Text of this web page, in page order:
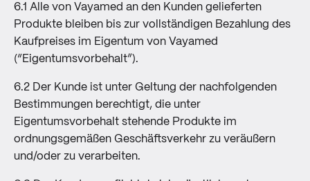
6.1 Alle von Vayamed an den Kunden gelieferten
Produkte bleiben bis zur vollständigen Bezahlung des
Kaufpreises im Eigentum von Vayamed
(“Eigentumsvorbehalt”).
6.2 Der Kunde ist unter Geltung der nachfolgenden
Bestimmungen berechtigt, die unter
Eigentumsvorbehalt stehende Produkte im
ordnungsgemäßen Geschäftsverkehr zu veräußern
und/oder zu verarbeiten.